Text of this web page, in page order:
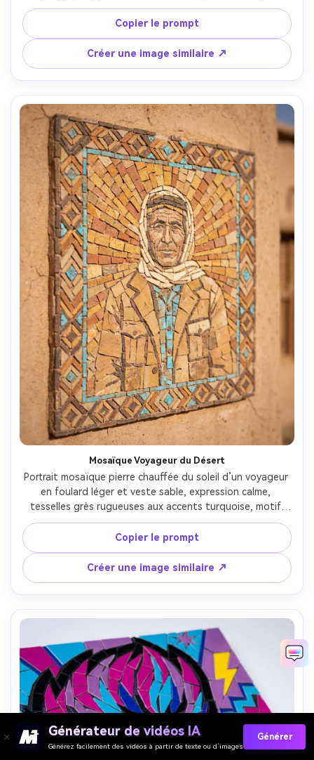
écume translucides à reflets iridescents, motifs vagues en
fond, bordure de perles et motifs corail, ambiance
magique lumineuse, refractions de verre très détaillées,
composition fantastique élégante, éclairage
cinématographique doux --ar 4:5
Copier le prompt
Créer une image similaire ↗
Mosaïque Voyageur du Désert
Portrait mosaïque pierre chauffée du soleil d’un voyageur
en foulard léger et veste sable, expression calme,
tesselles grès rugueuses aux accents turquoise, motif
rayons de soleil en arrière-plan, bordure géométrique
inspirée des textiles du désert, ambiance chaleureuse et
aventureuse, texture des carreaux et imperfections
naturelles très détaillées, composition centrée forte,
objectif 85mm, faible profondeur de champ --ar 4:5
Copier le prompt
Créer une image similaire ↗
Générateur de vidéos IA
Générez facilement des vidéos à partir de texte ou d’images
Générer